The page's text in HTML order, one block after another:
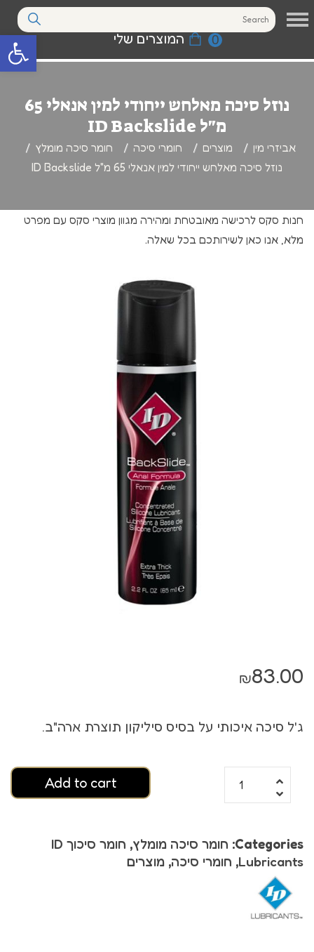
פתח סרגל 0 המוצרים שלי
נוזל סיכה מאלחש ייחודי למין אנאלי 65
מ"ל ID Backslide
אביזרי מין מוצרים חומרי סיכה
חומר סיכה מומלץ
נוזל סיכה מאלחש ייחודי למין אנאלי 65 מ"ל ID Backslide
חנות סקס לרכישה מאובטחת ומהירה מגוון מוצרי סקס עם מפרט
מלא, אנו כאן לשירותכם בכל שאלה.
₪83.00
ג'ל סיכה איכותי על בסיס סיליקון תוצרת ארה"ב.
Add to cart
Categories: חומר סיכה מומלץ,
חומר סיכוך ID
Lubricants
, חומרי סיכה, מוצרים